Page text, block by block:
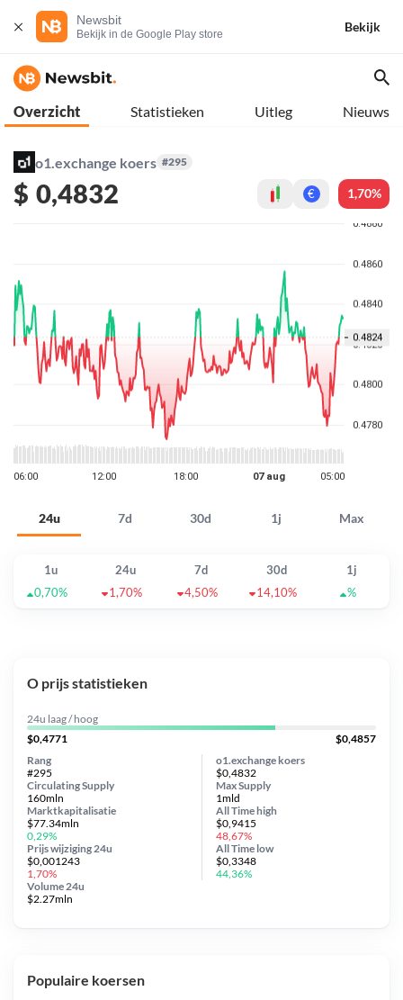
Newsbit
Bekijk in de Google Play store
Bekijk
Overzicht Statistieken Uitleg Nieuws
o1.exchange koers #295
$ 0,4832 € 1,70%
24u 7d 30d 1j Max
1u 24u 7d 30d
1j
0,70%
1,70% 4,50% 14,10% %
O prijs statistieken
24u laag / hoog
$0,4771
$0,4857
o1.exchange koers
$0,4832
Circulating Supply
160mln
Prijs wijziging 24u
$0,001243
1,70%
Max Supply
1mld
Marktkapitalisatie
$77.34mln
0,29%
Volume 24u
$2.27mln
Rang
#295
All Timehigh
$0,9415
48,67%
All Time low
$0,3348
44,36%
Populaire koersen